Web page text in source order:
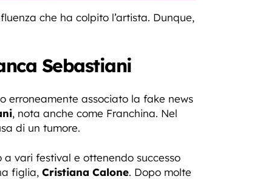
che ha colpito l’artista. Dunque,
Sebastiani
erroneamente associato la fake news
, nota anche come Franchina. Nel
di un tumore.
vari festival e ottenendo successo
figlia, Cristiana Calone. Dopo molte